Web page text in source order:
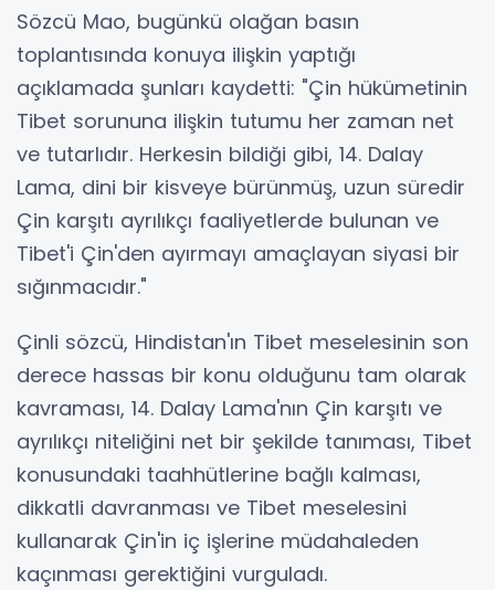
Sözcü Mao, bugünkü olağan basın
toplantısında konuya ilişkin yaptığı
açıklamada şunları kaydetti: "Çin hükümetinin
Tibet sorununa ilişkin tutumu her zaman net
ve tutarlıdır. Herkesin bildiği gibi, 14. Dalay
Lama, dini bir kisveye bürünmüş, uzun süredir
Çin karşıtı ayrılıkçı faaliyetlerde bulunan ve
Tibet'i Çin'den ayırmayı amaçlayan siyasi bir
sığınmacıdır."
Çinli sözcü, Hindistan'ın Tibet meselesinin son
derece hassas bir konu olduğunu tam olarak
kavraması, 14. Dalay Lama'nın Çin karşıtı ve
ayrılıkçı niteliğini net bir şekilde tanıması, Tibet
konusundaki taahhütlerine bağlı kalması,
dikkatli davranması ve Tibet meselesini
kullanarak Çin'in iç işlerine müdahaleden
kaçınması gerektiğini vurguladı.